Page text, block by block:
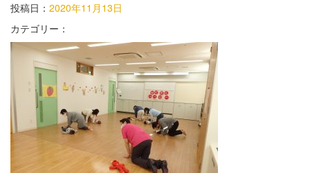
投稿日： 2020年11月13日
カテゴリー：